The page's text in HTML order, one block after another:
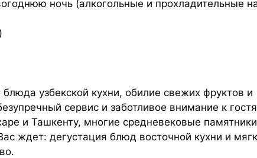
ночь (алкогольные и прохладительные
узбекской кухни, обилие свежих фруктов и
сервис и заботливое внимание к
и Ташкенту, многие средневековые памятники
ждет: дегустация блюд восточной кухни и